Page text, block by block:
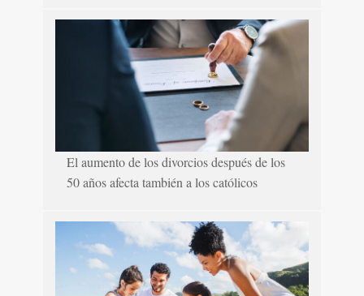
El aumento de los divorcios después de los
50 años afecta también a los católicos